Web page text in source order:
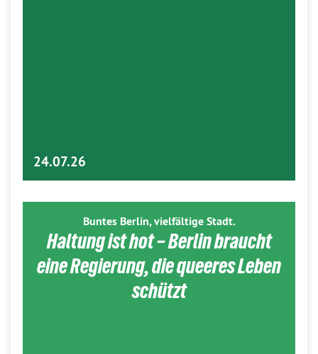
24.07.26
Buntes Berlin, vielfältige Stadt.
Haltung ist hot – Berlin braucht
eine Regierung, die queeres Leben
schützt